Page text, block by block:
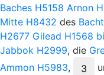
Baches H5158 Arnon
Mitte H8432 des
H2677 Gilead H1568
Jabbok H2999, die
Ammon H5983, 3